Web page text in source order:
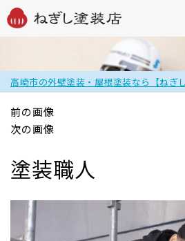
main
content
高崎市の外壁塗装・屋根塗装なら【ねぎ
前の画像
次の画像
塗装職人